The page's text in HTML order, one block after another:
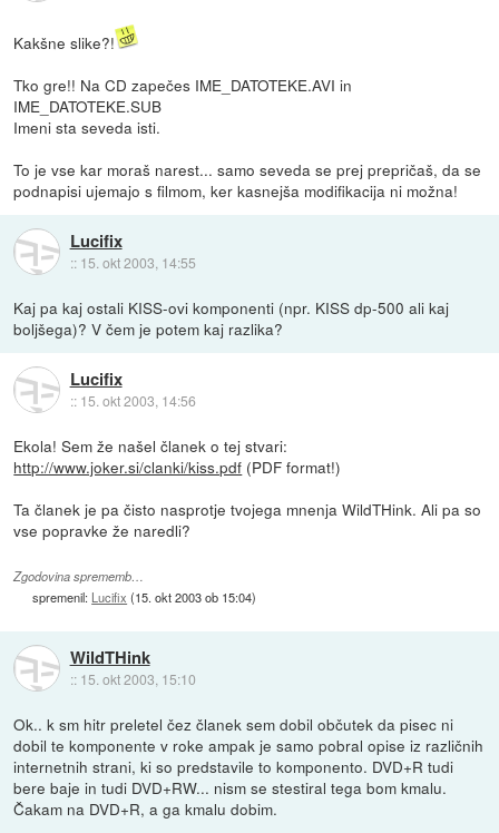
Kakšne slike?!
Tko gre!! Na CD zapečes IME_DATOTEKE.AVI in
IME_DATOTEKE.SUB
Imeni sta seveda isti.
To je vse kar moraš narest... samo seveda se prej prepričaš, da se
podnapisi ujemajo s filmom, ker kasnejša modifikacija ni možna!
Lucifix
:: 15. okt 2003, 14:55
Kaj pa kaj ostali KISS-ovi komponenti (npr. KISS dp-500 ali kaj
boljšega)? V čem je potem kaj razlika?
Lucifix
:: 15. okt 2003, 14:56
Ekola! Sem že našel članek o tej stvari:
http://www.joker.si/clanki/kiss.pdf (PDF format!)
Ta članek je pa čisto nasprotje tvojega mnenja WildTHink. Ali pa so
vse popravke že naredli?
Zgodovina sprememb…
spremenil: Lucifix (15. okt 2003 ob 15:04)
WildTHink
:: 15. okt 2003, 15:10
Ok.. k sm hitr preletel čez članek sem dobil občutek da pisec ni
dobil te komponente v roke ampak je samo pobral opise iz različnih
internetnih strani, ki so predstavile to komponento. DVD+R tudi
bere baje in tudi DVD+RW... nism se stestiral tega bom kmalu.
Čakam na DVD+R, a ga kmalu dobim.